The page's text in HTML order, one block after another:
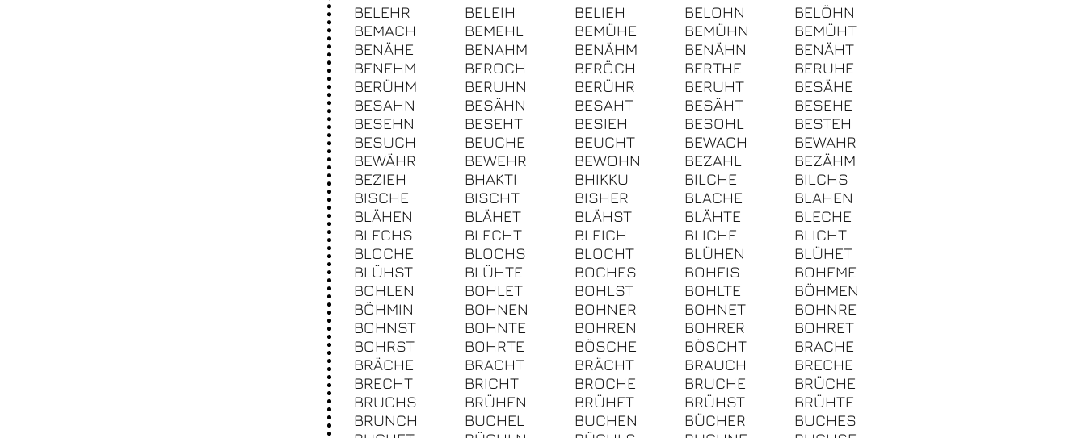
BELEHR
BELEIH BELIEH BELOHN
BELÖHN
BEMACH
BEMEHL BEMÜHE BEMÜHN
BEMÜHT
BENÄHE
BENAHM BENÄHM BENÄHN
BENÄHT
BENEHM
BEROCH BERÖCH BERTHE
BERUHE
BERÜHM
BERUHN BERÜHR BERUHT
BESÄHE
BESAHN
BESÄHN BESAHT BESÄHT
BESEHE
BESEHN
BESEHT BESIEH BESOHL
BESTEH
BESUCH
BEUCHE BEUCHT BEWACH
BEWAHR
BEWÄHR
BEWEHR BEWOHN BEZAHL
BEZÄHM
BEZIEH
BHAKTI BHIKKU BILCHE
BILCHS
BISCHE
BISCHT BISHER BLACHE
BLAHEN
BLÄHEN
BLÄHET BLÄHST BLÄHTE
BLECHE
BLECHS
BLECHT BLEICH BLICHE
BLICHT
BLOCHE
BLOCHS BLOCHT BLÜHEN
BLÜHET
BLÜHST
BLÜHTE BOCHES BOHEIS
BOHEME
BOHLEN
BOHLET BOHLST BOHLTE
BÖHMEN
BÖHMIN
BOHNEN BOHNER BOHNET
BOHNRE
BOHNST
BOHNTE BOHREN BOHRER
BOHRET
BOHRST
BOHRTE BÖSCHE BÖSCHT
BRACHE
BRÄCHE
BRACHT BRÄCHT BRAUCH
BRECHE
BRECHT
BRICHT BROCHE BRUCHE
BRÜCHE
BRUCHS
BRÜHEN BRÜHET BRÜHST
BRÜHTE
BRUNCH
BUCHEL BUCHEN BÜCHER
BUCHES